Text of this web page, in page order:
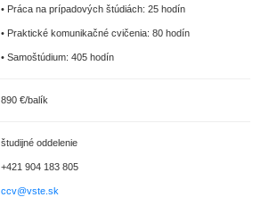
• Práca na prípadových štúdiách: 25 hodín
• Praktické komunikačné cvičenia: 80 hodín
• Samoštúdium: 405 hodín
890 €/balík
študijné oddelenie
+421 904 183 805
ccv@vste.sk